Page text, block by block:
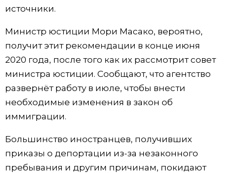
Жизнь
Технологии
Токио
От редакции
источники.
Министр юстиции Мори Масако, вероятно,
получит этит рекомендации в конце июня
2020 года, после того как их рассмотрит совет
министра юстиции. Сообщают, что агентство
развернёт работу в июле, чтобы внести
необходимые изменения в закон об
иммиграции.
Большинство иностранцев, получивших
приказы о депортации из-за незаконного
пребывания и другим причинам, покидают